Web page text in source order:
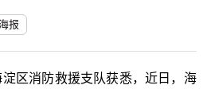
报
区消防救援支队获悉，近日，海